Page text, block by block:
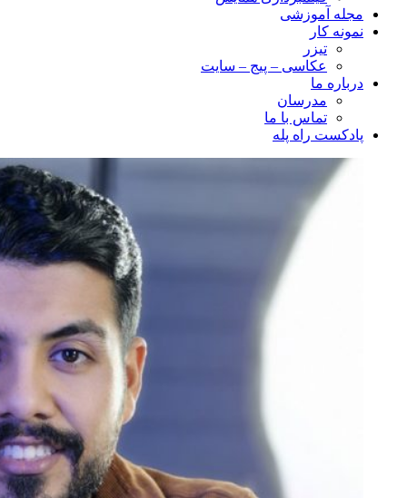
مجله آموزشی
نمونه کار
تیزر
عکاسی – پیج – سایت
درباره ما
مدرسان
تماس با ما
پادکست راه پله